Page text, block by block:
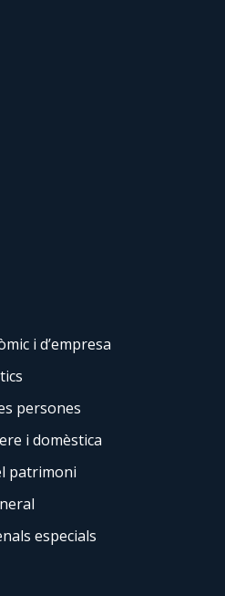
i d’empresa
persones
i domèstica
patrimoni
especials